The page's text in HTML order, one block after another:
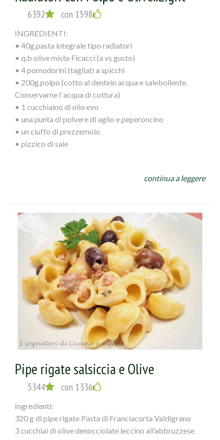
6392 con 1598
INGREDIENTI:
• 40g.pasta integrale tipo radiatori
• q.b olive miste Ficacci (a vs gusto)
• 4 pomodorini (tagliati a spicchi
• 200g.polpo (cotto al dentein acqua e salebollente.
Conservarne l`acqua di cottura)
• 1 cucchiaino di olio evo
• una punta di polvere di aglio e peperoncino
• un ciuffo di prezzemolo
• pizzico di sale
Dopo aver cotto il polpo tagliarlo a pezzetti piccoli e
bagnarlo con mezzo bicchiere di acqua di cottura del
polpo. Fare amalgamarequalche minuto e versarele olive,
i pomodorinied il sale, lasciando appassire.
Nel frattempo avremo cotto la pasta che
verseretegrondante di acqua nella padella
e lascerete mantecare il tutto!
continua a leggere
Pipe rigate salsiccia e Olive
5344 con 1336
Ingredienti:
320 g di pipe rigate Pasta di Franciacorta Valdigrano
3 cucchiai di olive denocciolate leccino all’abbruzzese